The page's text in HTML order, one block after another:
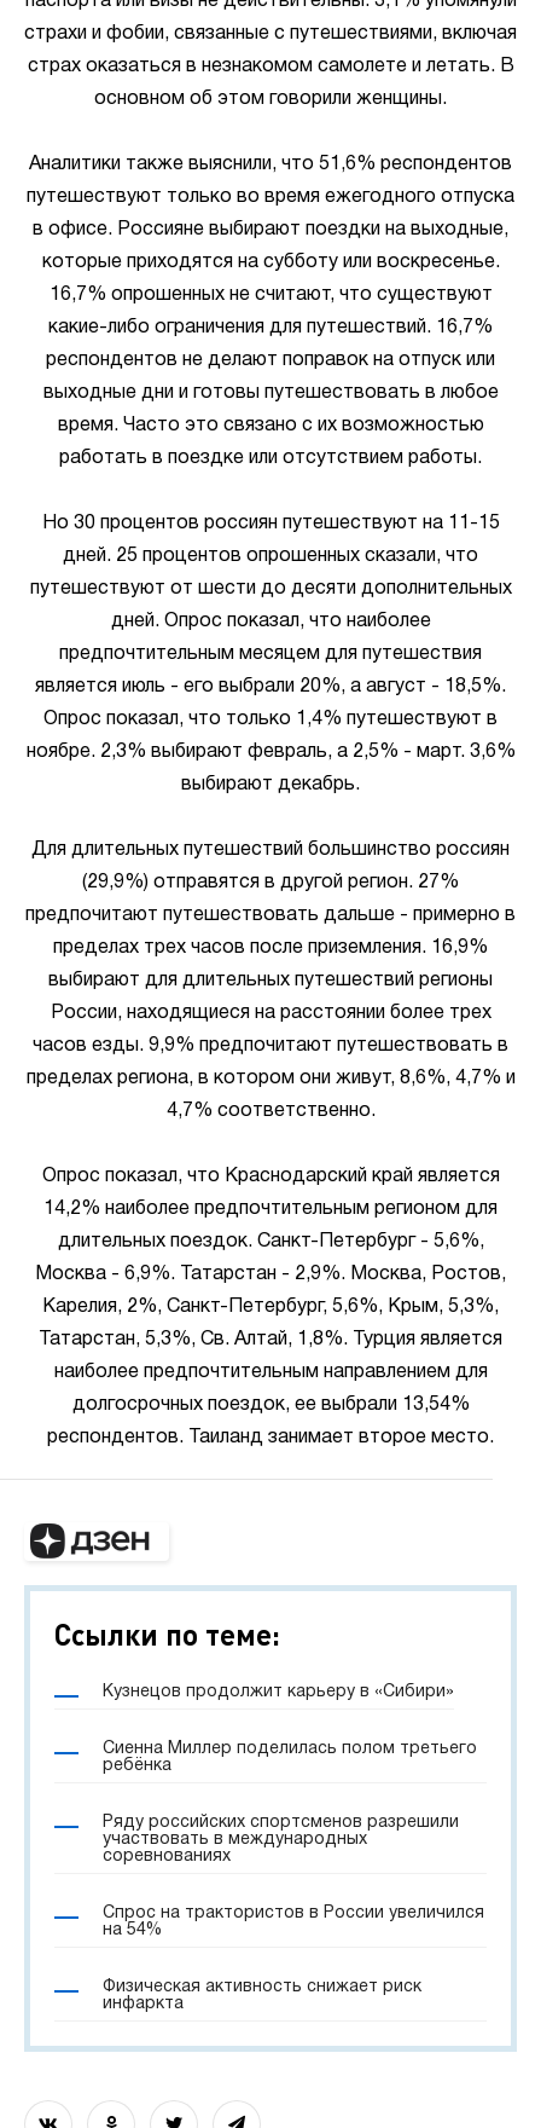
страхи и фобии, связанные с путешествиями, включая
страх оказаться в незнакомом самолете и летать. В
основном об этом говорили женщины.
Аналитики также выяснили, что 51,6% респондентов
путешествуют только во время ежегодного отпуска
в офисе. Россияне выбирают поездки на выходные,
которые приходятся на субботу или воскресенье.
16,7% опрошенных не считают, что существуют
какие-либо ограничения для путешествий. 16,7%
респондентов не делают поправок на отпуск или
выходные дни и готовы путешествовать в любое
время. Часто это связано с их возможностью
работать в поездке или отсутствием работы.
Но 30 процентов россиян путешествуют на 11-15
дней. 25 процентов опрошенных сказали, что
путешествуют от шести до десяти дополнительных
дней. Опрос показал, что наиболее
предпочтительным месяцем для путешествия
является июль - его выбрали 20%, а август - 18,5%.
Опрос показал, что только 1,4% путешествуют в
ноябре. 2,3% выбирают февраль, а 2,5% - март. 3,6%
выбирают декабрь.
Для длительных путешествий большинство россиян
(29,9%) отправятся в другой регион. 27%
предпочитают путешествовать дальше - примерно в
пределах трех часов после приземления. 16,9%
выбирают для длительных путешествий регионы
России, находящиеся на расстоянии более трех
часов езды. 9,9% предпочитают путешествовать в
пределах региона, в котором они живут, 8,6%, 4,7% и
4,7% соответственно.
Опрос показал, что Краснодарский край является
14,2% наиболее предпочтительным регионом для
длительных поездок. Санкт-Петербург - 5,6%,
Москва - 6,9%. Татарстан - 2,9%. Москва, Ростов,
Карелия, 2%, Санкт-Петербург, 5,6%, Крым, 5,3%,
Татарстан, 5,3%, Св. Алтай, 1,8%. Турция является
наиболее предпочтительным направлением для
долгосрочных поездок, ее выбрали 13,54%
респондентов. Таиланд занимает второе место.
Ссылки по теме:
Кузнецов продолжит карьеру в «Сибири»
Сиенна Миллер поделилась полом третьего
ребёнка
Ряду российских спортсменов разрешили
участвовать в международных
соревнованиях
Спрос на трактористов в России увеличился
на 54%
Физическая активность снижает риск
инфаркта